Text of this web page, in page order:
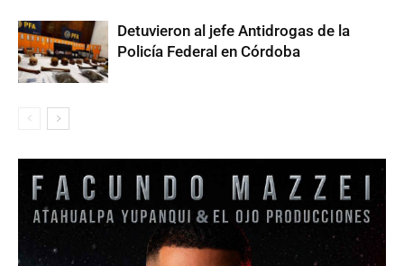
Detuvieron al jefe Antidrogas de la
Policía Federal en Córdoba